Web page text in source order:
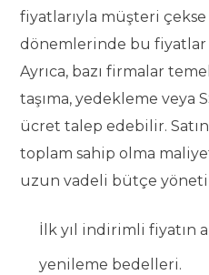
fiyatlarıyla müşteri
dönemlerinde bu fiyatlar
Ayrıca, bazı firmalar
taşıma, yedekleme veya
ücret talep edebilir. Satın
toplam sahip olma
uzun vadeli bütçe
İlk yıl indirimli fiyatın
yenileme bedelleri.